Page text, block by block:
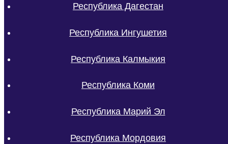
Республика Дагестан
Республика Ингушетия
Республика Калмыкия
Республика Коми
Республика Марий Эл
Республика Мордовия